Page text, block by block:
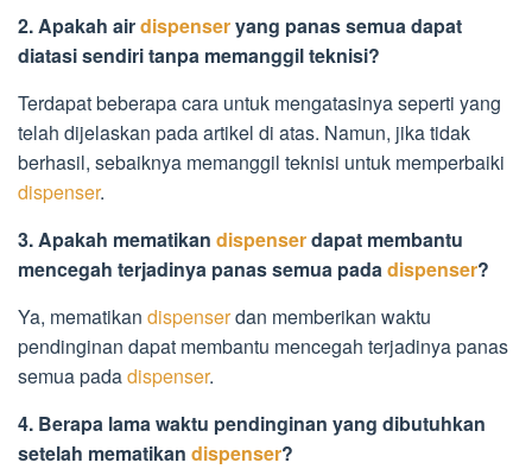
2. Apakah airdispenseryang panas semua dapat
diatasi sendiri tanpa memanggil teknisi?
Terdapat beberapa cara untuk mengatasinya seperti yang
telah dijelaskan pada artikel di atas. Namun, jika tidak
berhasil, sebaiknya memanggil teknisi untuk memperbaiki
dispenser.
3. Apakah mematikan dispenserdapat membantu
mencegah terjadinya panas semua padadispenser?
Ya, mematikan dispenserdan memberikan waktu
pendinginan dapat membantu mencegah terjadinya panas
semua padadispenser.
4. Berapa lama waktu pendinginan yang dibutuhkan
setelah mematikan dispenser?